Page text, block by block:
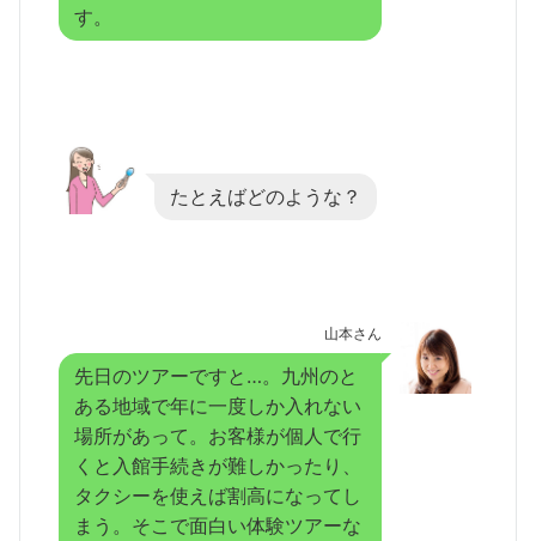
す。
たとえばどのような？
山本さん
先日のツアーですと…。九州のと
ある地域で年に一度しか入れない
場所があって。お客様が個人で行
くと入館手続きが難しかったり、
タクシーを使えば割高になってし
まう。そこで面白い体験ツアーな